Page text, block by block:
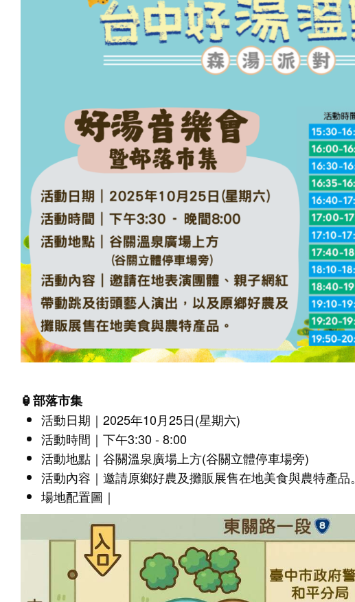
🏮部落市集
活動日期｜2025年10月25日(星期六)
活動時間｜下午3:30 - 8:00
活動地點｜谷關溫泉廣場上方(谷關立體停車場旁)
活動內容｜邀請原鄉好農及攤販展售在地美食與農特產品。
場地配置圖｜